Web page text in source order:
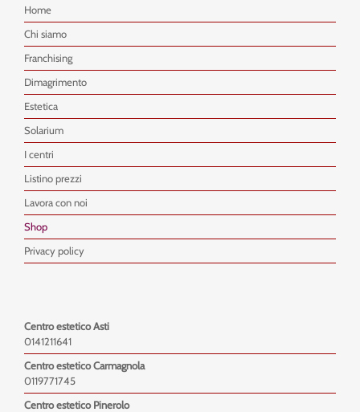
Home
Chi siamo
Franchising
Dimagrimento
Estetica
Solarium
I centri
Listino prezzi
Lavora con noi
Shop
Privacy policy
Centro estetico Asti
0141211641
Centro estetico Carmagnola
0119771745
Centro estetico Pinerolo